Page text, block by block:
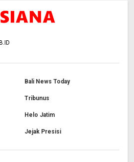
Bali News Today
Tribunus
Helo Jatim
Jejak Presisi